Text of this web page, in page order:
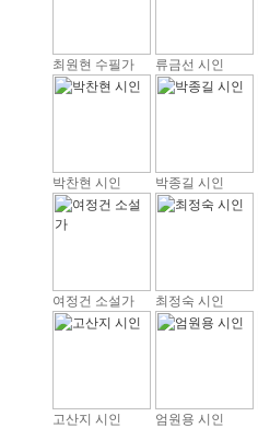
최원현 수필가 류금선 시인
박찬현 시인 박종길 시인
여정건 소설가 최정숙 시인
고산지 시인 엄원용 시인